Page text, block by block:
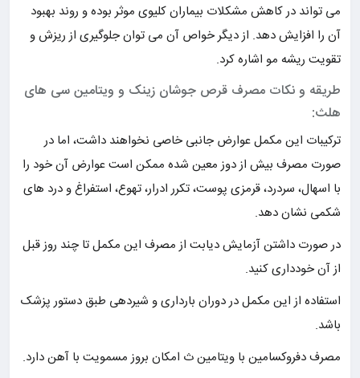
می تواند در کاهش مشکلات بیماران کلیوی موثر بوده و روند بهبود
آن را افزایش دهد. از دیگر خواص آن می توان جلوگیری از ریزش و
تقویت ریشه مو اشاره کرد.
طریقه و نکات مصرف قرص جوشان زینک و ویتامین سی های
هلث:
ترکیبات این مکمل عوارض جانبی خاصی نخواهند داشت، اما در
صورت مصرف بیش از دوز معین شده ممکن است عوارض آن خود را
با اسهال، سردرد، قرمزی پوست، تکرر ادرار، تهوع، استفراغ و درد های
شکمی نشان دهد.
در صورت داشتن آزمایش دیابت از مصرف این مکمل تا چند روز قبل
از آن خودداری کنید.
استفاده از این مکمل در دوران بارداری و شیردهی طبق دستور پزشک
باشد.
مصرف دفروکسامین با ویتامین ث امکان بروز مسمویت با آهن دارد.